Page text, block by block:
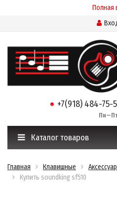
Полная
+7(918) 484-75-
Пн—Пт
Каталог товаров
Главная Клавишные
Купить soundking sf510